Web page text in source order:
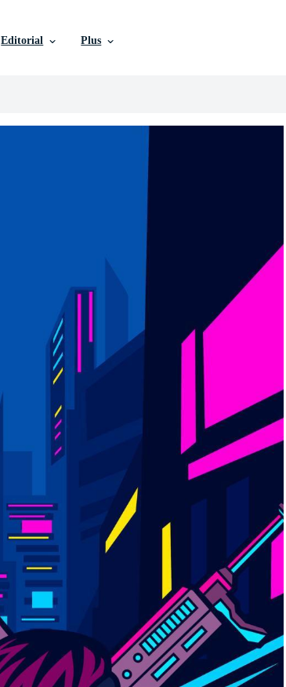
Editorial Plus